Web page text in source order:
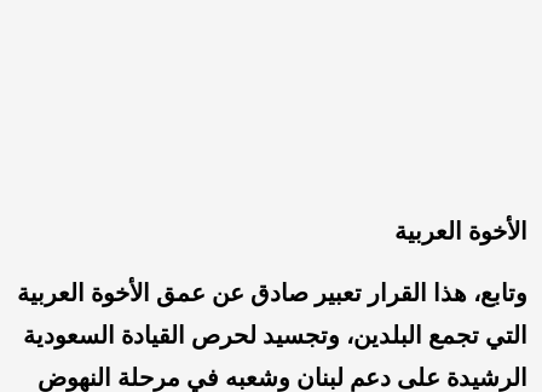
الأخوة العربية
وتابع، هذا القرار تعبير صادق عن عمق الأخوة العربية
التي تجمع البلدين، وتجسيد لحرص القيادة السعودية
الرشيدة على دعم لبنان وشعبه في مرحلة النهوض